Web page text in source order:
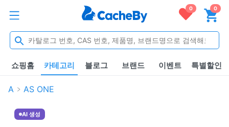
0 0
쇼핑홈 카테고리 블로그 브랜드 이벤트 특별할인
A AS ONE
AI 생성